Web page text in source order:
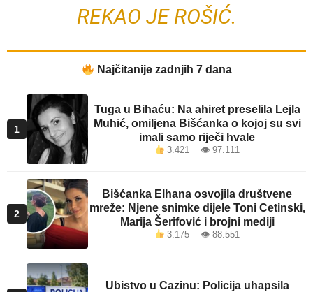
REKAO JE ROŠIĆ.
Najčitanije zadnjih 7 dana
1
Tuga u Bihaću: Na ahiret preselila Lejla
Muhić, omiljena Bišćanka o kojoj su svi
imali samo riječi hvale
3.421 👁 97.111
2
Bišćanka Elhana osvojila društvene
mreže: Njene snimke dijele Toni Cetinski,
Marija Šerifović i brojni mediji
3.175 👁 88.551
Ubistvo u Cazinu: Policija uhapsila